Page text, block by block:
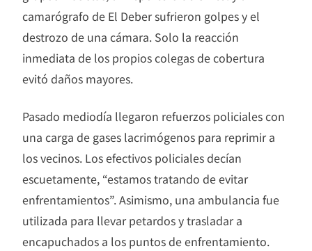
camarógrafo de El Deber sufrieron golpes y el
destrozo de una cámara. Solo la reacción
inmediata de los propios colegas de cobertura
evitó daños mayores.
Pasado mediodía llegaron refuerzos policiales con
una carga de gases lacrimógenos para reprimir a
los vecinos. Los efectivos policiales decían
escuetamente, “estamos tratando de evitar
enfrentamientos”. Asimismo, una ambulancia fue
utilizada para llevar petardos y trasladar a
encapuchados a los puntos de enfrentamiento.